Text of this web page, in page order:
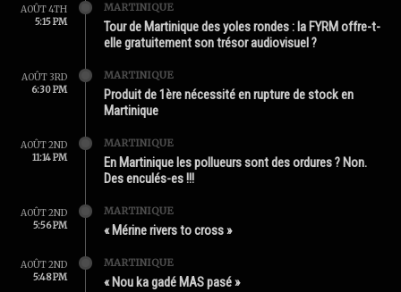
AOÛT 4TH
5:15 PM
MARTINIQUE
Tour de Martinique des yoles rondes : la FYRM offre-t-
elle gratuitement son trésor audiovisuel ?
AOÛT 3RD
6:30 PM
MARTINIQUE
Produit de 1ère nécessité en rupture de stock en
Martinique
AOÛT 2ND
11:14 PM
MARTINIQUE
En Martinique les pollueurs sont des ordures ? Non.
Des enculés-es !!!
AOÛT 2ND
5:56 PM
MARTINIQUE
« Mérine rivers to cross »
AOÛT 2ND
5:48 PM
MARTINIQUE
« Nou ka gadé MAS pasé »